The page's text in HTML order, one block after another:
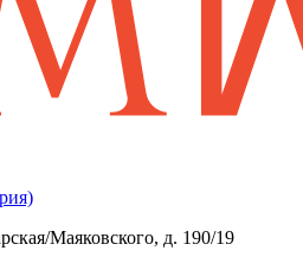
Маяковского, д. 190/19